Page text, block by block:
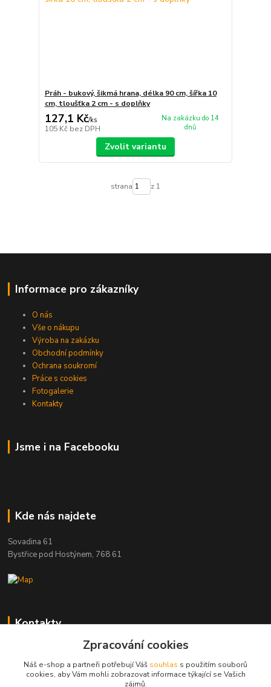
Práh - bukový, šikmá hrana, délka 90 cm, šířka 10
cm, tloušťka 2 cm - s doplňky
127,1 Kč/ks
105 Kč bez DPH
Na zakázku do 14
dnů
Zvolit variantu
strana z 1
Informace pro zákazníky
O nás
Vše o nákupu
Výroba na zakázku
Obchodní podmínky
Ochrana soukromí
Práce s cookies
Fotogalerie
Kontakty
Jsme i na Facebooku
Kde nás najdete
Sovadina 61
Bystřice pod Hostýnem, 768 61
Kontakty
DŘEVOPRODUKT BEDNAŘÍK s.r.o.
+420 739 454 600
(Po-Pá, 7-15 hod.)
Zpracování cookies
Náš e-shop a partneři potřebují Váš souhlas s použitím souborů
cookies, aby Vám mohli zobrazovat informace týkající se Vašich
zájmů.